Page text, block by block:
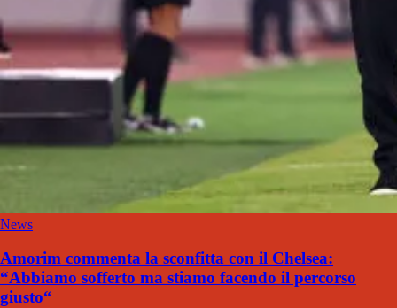
News
Amorim commenta la sconfitta con il Chelsea:
“Abbiamo sofferto ma stiamo facendo il percorso
giusto“